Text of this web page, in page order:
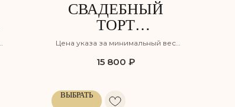
СВАДЕБНЫЙ
ТОРТ
СКАЗОЧНЫЙ
САД
Цена указа за минимальный вес
без учёта доставки
15 800 ₽
ВЫБРАТЬ